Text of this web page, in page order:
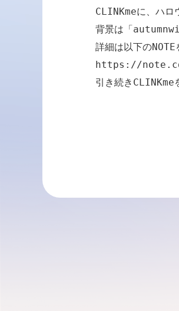
CLINKmeに、ハロ
背景は「
https://
引き続きCLINKme